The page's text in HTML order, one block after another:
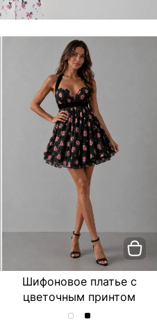
Шифоновое платье с
цветочным принтом
Шифоновое
Шифоновое